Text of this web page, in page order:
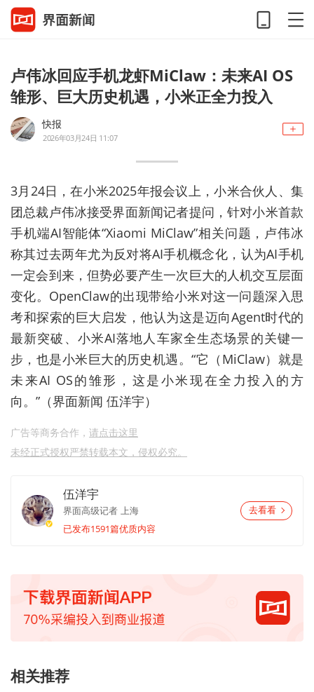
卢伟冰回应手机龙虾MiClaw：未来AI OS
雏形、巨大历史机遇，小米正全力投入
快报
2026年03月24日 11:07
3月24日，在小米2025年报会议上，小米合伙人、集
团总裁卢伟冰接受界面新闻记者提问，针对小米首款
手机端AI智能体“Xiaomi MiClaw”相关问题，卢伟冰
称其过去两年尤为反对将AI手机概念化，认为AI手机
一定会到来，但势必要产生一次巨大的人机交互层面
变化。OpenClaw的出现带给小米对这一问题深入思
考和探索的巨大启发，他认为这是迈向Agent时代的
最新突破、小米AI落地人车家全生态场景的关键一
步，也是小米巨大的历史机遇。“它（MiClaw）就是
未来AI OS的雏形，这是小米现在全力投入的方
向。”（界面新闻 伍洋宇）
广告等商务合作， 请点击这里
未经正式授权严禁转载本文，侵权必究。
伍洋宇
界面高级记者 上海
已发布1591篇优质内容
去看看
相关推荐